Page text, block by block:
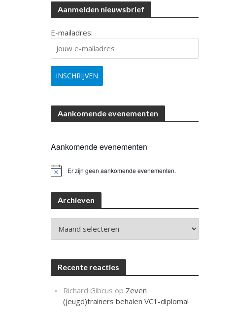
Aanmelden nieuwsbrief
E-mailadres:
Aankomende evenementen
Aankomende evenementen
B
t
Er zijn geen aankomende evenementen.
Archieven
Recente reacties
Richard Gibcus op Zeven
(jeugd)trainers behalen VC1-diploma!